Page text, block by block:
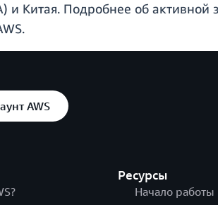
и Китая. Подробнее об активной
AWS
Ресурсы
Начало работы